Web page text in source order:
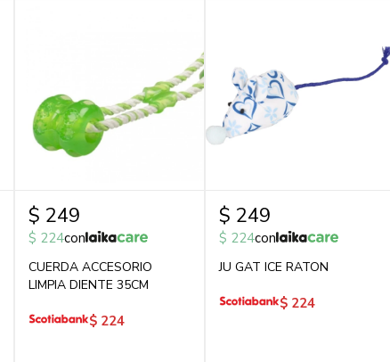
$ 249
$ 224con
CUERDA ACCESORIO
LIMPIA DIENTE 35CM
$ 224
$ 249
$ 224con
JU GAT ICE RATON
$ 224